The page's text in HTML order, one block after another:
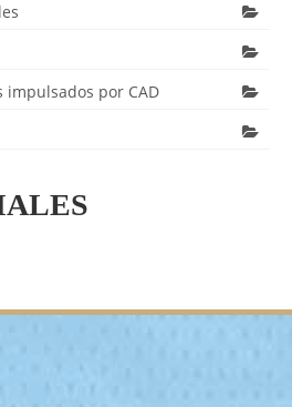
impulsados por CAD